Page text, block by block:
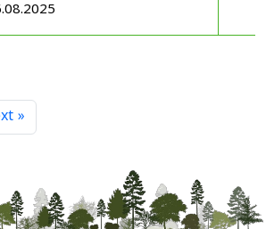
»